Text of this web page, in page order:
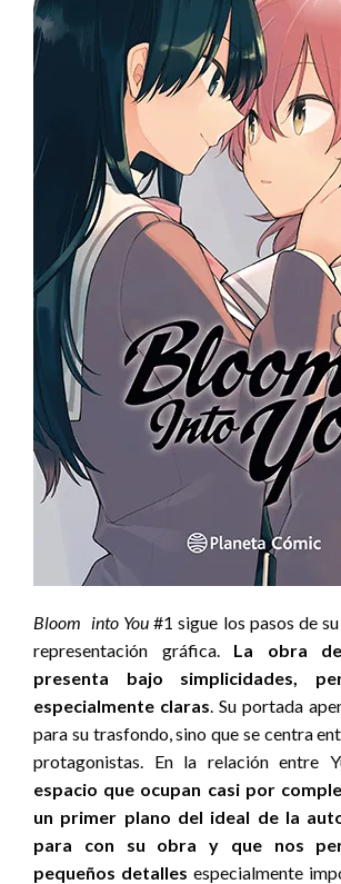
Bloom into You #1 sigue los pasos de
representación gráfica. La obra
presenta bajo simplicidades,
especialmente claras . Su portada
para su trasfondo, sino que se centra
protagonistas. En la relación entre
espacio que ocupan casi por
un primer plano del ideal de la
para con su obra y que nos
pequeños detalles especialmente